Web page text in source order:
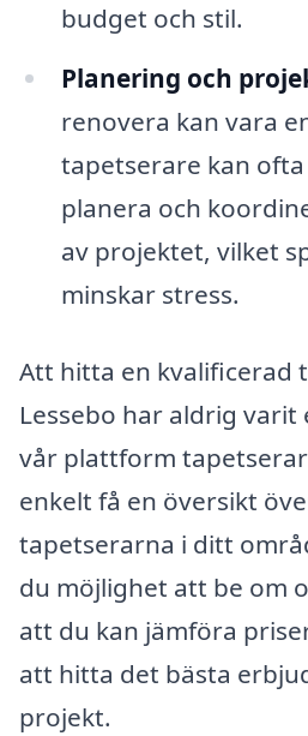
budget och stil.
Planering och
renovera kan vara
tapetserare kan
planera och
av projektet, vilket
minskar stress.
Att hitta en kvalificerad
Lessebo har aldrig varit
vår plattform
enkelt få en översikt
tapetserarna i ditt
du möjlighet att be om
att du kan jämföra
att hitta det bästa
projekt.